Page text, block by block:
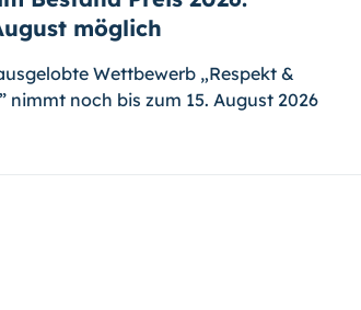
möglich
Wettbewerb „Respekt &
nimmt noch bis zum 15. August 2026